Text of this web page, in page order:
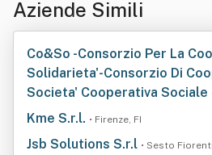
Aziende Simili
Co&So -Consorzio Per La
Solidarieta'-Consorzio Di
Societa' Cooperativa Sociale
Kme S.r.l. • Firenze, FI
Jsb Solutions S.r.l • Sesto